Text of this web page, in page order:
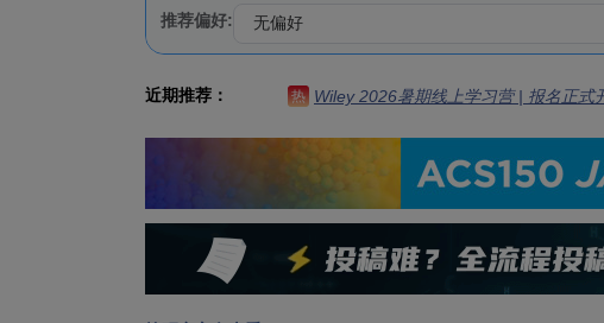
推荐偏好:
近期推荐： 热 Wiley 2026暑期线上学习营 | 报名正式